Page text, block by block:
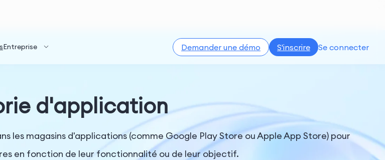
Entreprise Demander une démo S'inscrire Se connecter
d'application
les magasins d'applications (comme Google Play Store ou Apple App Store) pour
en fonction de leur fonctionnalité ou de leur objectif.